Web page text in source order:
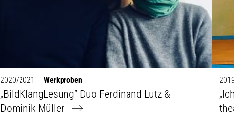
2020/2021 Werkproben
„BildKlangLesung“ Duo Ferdinand Lutz &
Dominik Müller